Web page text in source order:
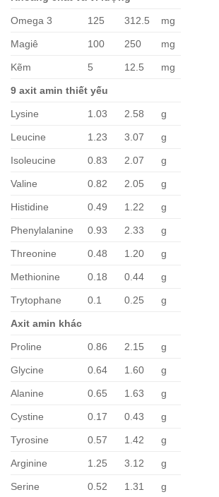
Omega 3 125 312.5 mg
Magiê 100 250 mg
Kẽm 5 12.5 mg
9 axit amin thiết yếu
Lysine 1.03 2.58 g
Leucine 1.23 3.07 g
Isoleucine 0.83 2.07 g
Valine 0.82 2.05 g
Histidine 0.49 1.22 g
Phenylalanine 0.93 2.33 g
Threonine 0.48 1.20 g
Methionine 0.18 0.44 g
Trytophane 0.1 0.25 g
Axit amin khác
Proline 0.86 2.15 g
Glycine 0.64 1.60 g
Alanine 0.65 1.63 g
Cystine 0.17 0.43 g
Tyrosine 0.57 1.42 g
Arginine 1.25 3.12 g
Serine 0.52 1.31 g